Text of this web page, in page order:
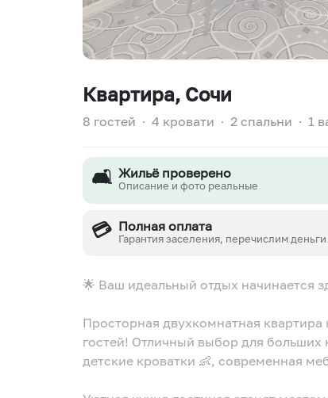
Квартира, Сочи
8 гостей ∙ 4 кровати ∙ 2 спальни ∙ 1
🛋️ Жильё проверено
Описание и фото реальные
💳 Полная оплата
Гарантия заселения, перечислим
🌟 Ваш идеальный отдых начинается
Просторная двухкомнатная
гостей! Отличный выбор для больших
детские кроватки 👶, современная